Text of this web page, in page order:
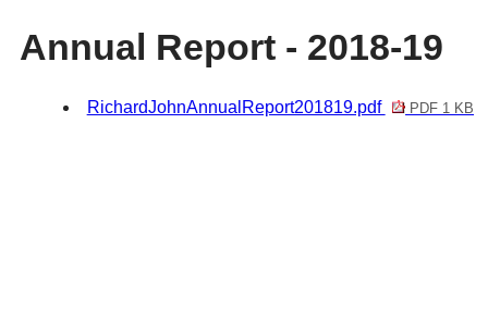
Annual Report - 2018-19
RichardJohnAnnualReport201819.pdf PDF 1 KB